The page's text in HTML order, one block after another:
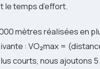
le temps d’effort.
mètres réalisées en
: VO₂max =
courts, nous ajoutons